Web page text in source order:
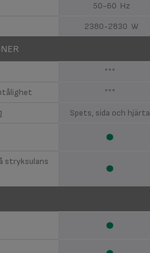
50-60 Hz
2380-2830 W
***
***
Spets, sida och hjärta
stryksulans